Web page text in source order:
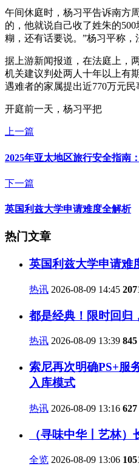
午间休庭时，杨习平告诉南方
的，他就说自己收了姓朱的
糊，还有话要说。”杨习平称，
据上游新闻报道，在法庭上，
机关建议判处两人十年以上有
遇难者的家属提出近770万元民
开庭前一天，杨习平把
上一篇
2025年亚太地区旅行安全指南
下一篇
英国利兹大学申请难度全解析
热门文章
英国利兹大学申请难
热讯 2026-08-09 14:45
都是经典！限时回归
热讯 2026-08-09 13:39 845
索尼再次明确PS+服
入库模式
热讯 2026-08-09 13:16 627
（寻味中华丨艺林
全览 2026-08-09 13:06